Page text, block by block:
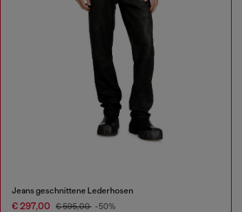
Jeans geschnittene Lederhosen
€ 297,00 € 595,00 -50%